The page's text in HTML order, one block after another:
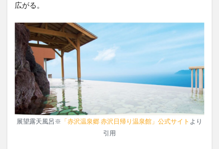
広がる。
展望露天風呂※ 「赤沢温泉郷 赤沢日帰り温泉館」公式サイト より
引用